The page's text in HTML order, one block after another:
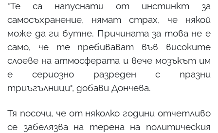
"Те са напуснати от инстинкт за
самосъхранение, нямат страх, че някой
може да ги бутне. Причината за това не е
само, че те пребивават във високите
слоеве на атмосферата и вече мозъкът им
е сериозно разреден с празни
триъгълници", добави Дончева.
Тя посочи, че от няколко години отчетливо
се забелязва на терена на политическия